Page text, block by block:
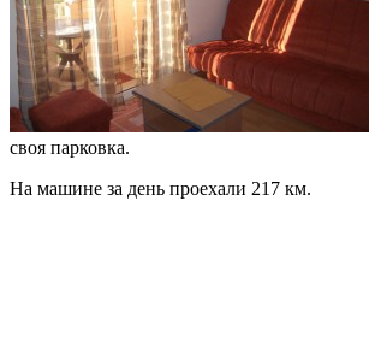
своя парковка.
На машине за день проехали 217 км.